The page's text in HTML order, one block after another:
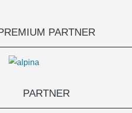
PARTNER
PARTNER